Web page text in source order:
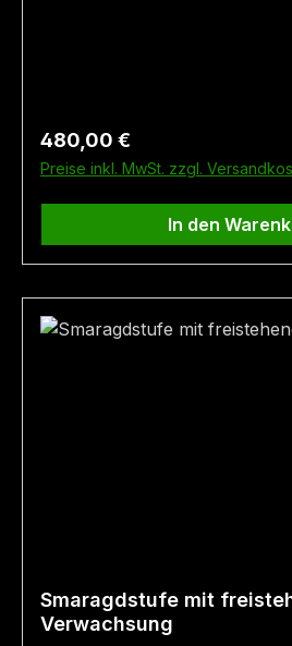
Regulärer Preis:
480,00 €
Preise inkl. MwSt. zzgl.
In den
Smaragdstufe mit
Verwachsung